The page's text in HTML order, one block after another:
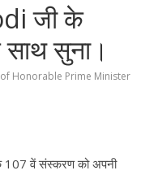
जी के
साथ सुना।
Honorable Prime Minister
107 वें संस्करण को अपनी